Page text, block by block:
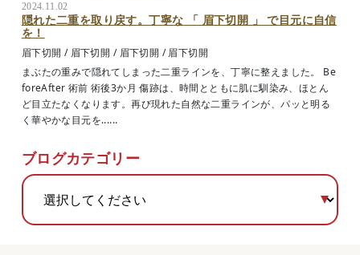
2024.11.02
隠れた二重を取り戻す。丁寧な 「 眉下切開 」 で目元に自信
を！
眉下切開 / 眉下切開 / 眉下切開 /眉下切開
まぶたの重みで隠れてしまった二重ラインを、丁寧に整えました。 Be
foreAfter 術前 術後3か月 傷跡は、時間とともに肌に馴染み、ほとん
ど目立たなくなります。再び現れた自然な二重ラインが、パッと明る
く華やかな目元を......
ブログカテゴリー